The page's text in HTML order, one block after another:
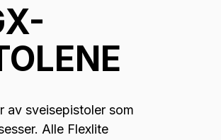
av sveisepistoler som
Alle Flexlite